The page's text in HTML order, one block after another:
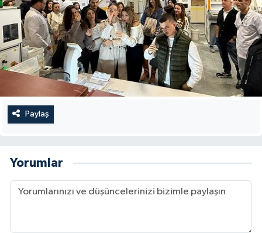
Paylaş
Yorumlar